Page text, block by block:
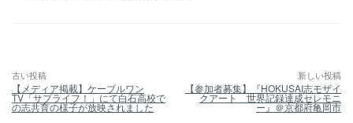
投
稿
ナ
ビ
古い投稿
【メディア掲載】ケーブルワン
TV「サプライフ！」にて白石高校で
の志共育の様子が放映されました
新しい投稿
【参加者募集】『HOKUSAI志モザイ
クアート 世界記録達成セレモニ
ー』＠京都府亀岡市